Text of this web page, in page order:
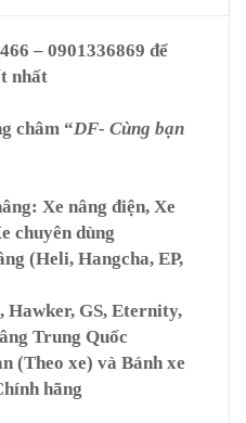
– 0901336869 để
nhất
châm “DF- Cùng bạn
Xe nâng điện, Xe
chuyên dùng
(Heli, Hangcha, EP,
Hawker, GS, Eternity,
Trung Quốc
(Theo xe) và Bánh xe
hãng